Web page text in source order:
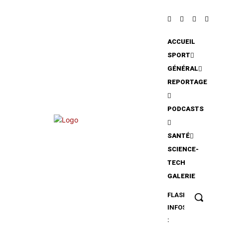
ACCUEIL
SPORT
GÉNÉRAL
REPORTAGE
PODCASTS
SANTÉ
SCIENCE-
TECH
GALERIE
FLASH
INFOS
:
Radomiak